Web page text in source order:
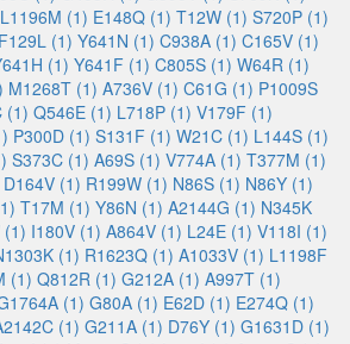
L1196M (1) E148Q (1) T12W (1) S720P (1)
F129L (1) Y641N (1) C938A (1) C165V (1)
(1) Y641F (1) C805S (1) W64R (1)
M1268T (1) A736V (1) C61G (1) P1009S
(1) Q546E (1) L718P (1) V179F (1)
P300D (1) S131F (1) W21C (1) L144S (1)
S373C (1) A69S (1) V774A (1) T377M (1)
D164V (1) R199W (1) N86S (1) N86Y (1)
T17M (1) Y86N (1) A2144G (1) N345K
(1) I180V (1) A864V (1) L24E (1) V118I (1)
(1) R1623Q (1) A1033V (1) L1198F
(1) Q812R (1) G212A (1) A997T (1)
(1) G80A (1) E62D (1) E274Q (1)
(1) G211A (1) D76Y (1) G1631D (1)